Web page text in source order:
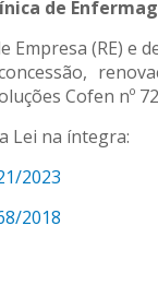
de
Empresa (RE) e
Cofen nº
Lei na íntegra:
2023
2018